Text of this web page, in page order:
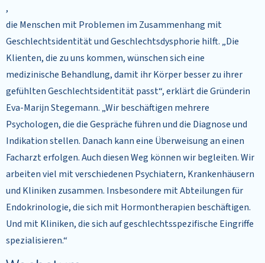
,
die Menschen mit Problemen im Zusammenhang mit
Geschlechtsidentität und Geschlechtsdysphorie hilft. „Die
Klienten, die zu uns kommen, wünschen sich eine
medizinische Behandlung, damit ihr Körper besser zu ihrer
gefühlten Geschlechtsidentität passt“, erklärt die Gründerin
Eva-Marijn Stegemann. „Wir beschäftigen mehrere
Psychologen, die die Gespräche führen und die Diagnose und
Indikation stellen. Danach kann eine Überweisung an einen
Facharzt erfolgen. Auch diesen Weg können wir begleiten. Wir
arbeiten viel mit verschiedenen Psychiatern, Krankenhäusern
und Kliniken zusammen. Insbesondere mit Abteilungen für
Endokrinologie, die sich mit Hormontherapien beschäftigen.
Und mit Kliniken, die sich auf geschlechtsspezifische Eingriffe
spezialisieren.“